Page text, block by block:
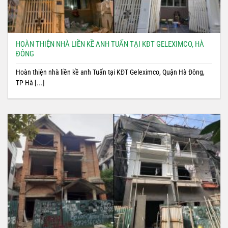
HOÀN THIỆN NHÀ LIỀN KỀ ANH TUẤN TẠI KĐT GELEXIMCO, HÀ
ĐÔNG
Hoàn thiện nhà liền kề anh Tuấn tại KĐT Geleximco, Quận Hà Đông,
TP Hà [...]